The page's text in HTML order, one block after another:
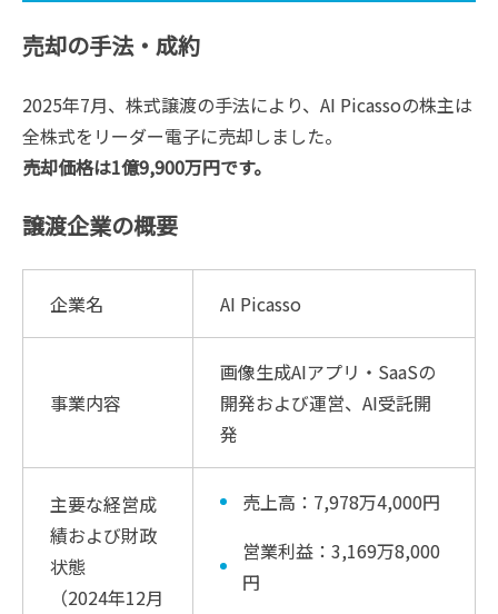
売却の手法・成約
2025年7月、株式譲渡の手法により、AI Picassoの株主は
全株式をリーダー電子に売却しました。
売却価格は1億9,900万円です。
譲渡企業の概要
企業名 AI Picasso
事業内容
画像生成AIアプリ・SaaSの
開発および運営、AI受託開
発
主要な経営成
績および財政
状態
（2024年12月
売上高：7,978万4,000円
営業利益：3,169万8,000
円